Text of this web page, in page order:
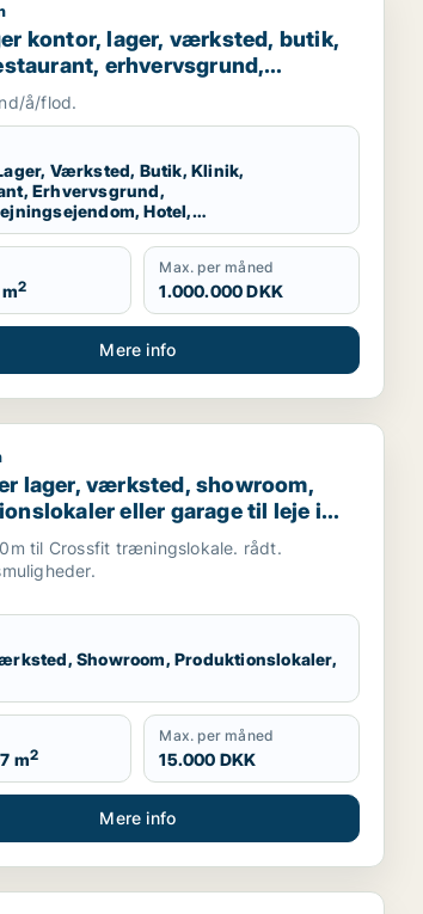
kontor, lager, værksted, butik, klinik,
kontor, lager, værksted, butik,
erhvervsgrund,
hotel,
eller garage til salg i
å/flod.
Værksted, Butik, Klinik,
Erhvervsgrund,
Hotel,
Garage
2
Max. per måned
1.000.000 DKK
Mere info
produktionslokaler eller
lager, værksted, showroom,
lager, værksted, showroom,
eller garage til leje i
eller Kokkedal
til Crossfit træningslokale. rådt.
Showroom, Produktionslokaler,
m2
Max. per måned
15.000 DKK
Mere info